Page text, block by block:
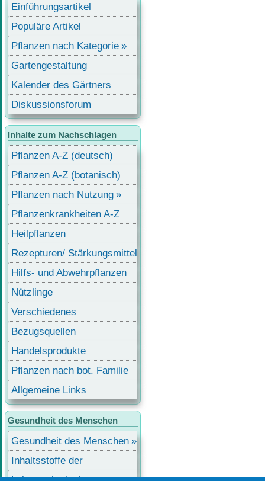
Einführungsartikel
Populäre Artikel
Pflanzen nach Kategorie
Gartengestaltung
Kalender des Gärtners
Diskussionsforum
Inhalte zum Nachschlagen
Pflanzen A-Z (deutsch)
Pflanzen A-Z (botanisch)
Pflanzen nach Nutzung
Pflanzenkrankheiten A-Z
Heilpflanzen
Rezepturen/ Stärkungsmittel
Hilfs- und Abwehrpflanzen
Nützlinge
Verschiedenes
Bezugsquellen
Handelsprodukte
Pflanzen nach bot. Familie
Allgemeine Links
Gesundheit des Menschen
Gesundheit des Menschen
Inhaltsstoffe der